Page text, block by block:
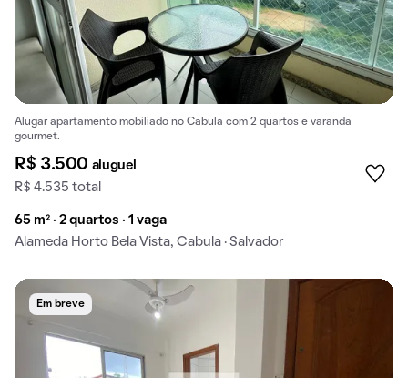
Alugar apartamento mobiliado no Cabula com 2 quartos e varanda
gourmet.
R$ 3.500 aluguel
R$ 4.535 total
65 m² · 2 quartos · 1 vaga
Alameda Horto Bela Vista, Cabula · Salvador
Em breve